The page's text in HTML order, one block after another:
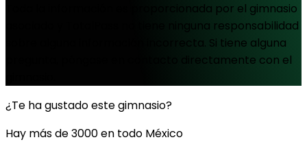
Toda la información es proporcionada por el gimnasio
asociado y TotalPass no tiene ninguna responsabilidad
sobre alguna información incorrecta. Si tiene alguna
pregunta, póngase en contacto directamente con el
¿Te ha gustado este gimnasio?
Hay más de 3000 en todo México